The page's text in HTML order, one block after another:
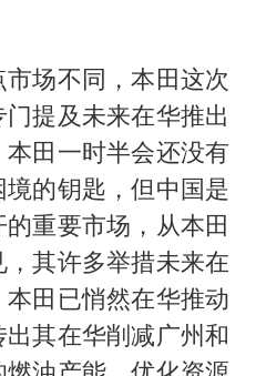
场不同，本田这次
提及未来在华推出
田一时半会还没有
的钥匙，但中国是
重要市场，从本田
其许多举措未来在
田已悄然在华推动
其在华削减广州和